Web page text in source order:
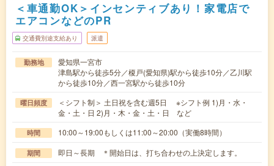
＜車通勤OK＞インセンティブあり！家電店で
エアコンなどのPR
交通費別途支給あり 派遣
勤務地
愛知県一宮市
津島駅から徒歩5分／榎戸(愛知県)駅から徒歩10分／乙川駅
から徒歩10分／西一宮駅から徒歩10分
曜日頻度
＜シフト制＞ 土日祝を含む週5日 ※シフト例 1)月・水・
金・土・日 2)月・木・金・土・日 など
時間 10:00～19:00もしくは11:00～20:00（実働8時間）
期間 即日～長期 ＊開始日は、打ち合わせの上決定します。